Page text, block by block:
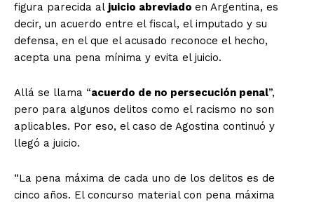
figura parecida al juicio abreviado en Argentina, es
decir, un acuerdo entre el fiscal, el imputado y su
defensa, en el que el acusado reconoce el hecho,
acepta una pena mínima y evita el juicio.
Allá se llama “acuerdo de no persecución penal”,
pero para algunos delitos como el racismo no son
aplicables. Por eso, el caso de Agostina continuó y
llegó a juicio.
“La pena máxima de cada uno de los delitos es de
cinco años. El concurso material con pena máxima